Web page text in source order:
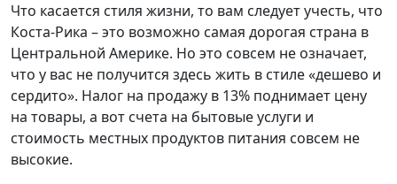
Что касается стиля жизни, то вам следует учесть, что
Коста-Рика – это возможно самая дорогая страна в
Центральной Америке. Но это совсем не означает,
что у вас не получится здесь жить в стиле «дешево и
сердито». Налог на продажу в 13% поднимает цену
на товары, а вот счета на бытовые услуги и
стоимость местных продуктов питания совсем не
высокие.